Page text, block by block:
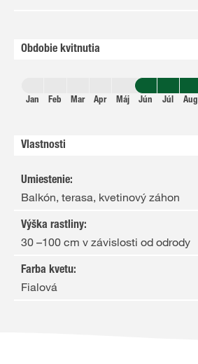
Obdobie kvitnutia
Jan Feb Mar Apr Máj Jún Júl Aug
Vlastnosti
Umiestenie:
Balkón, terasa, kvetinový záhon
Výška rastliny:
30 –100 cm v závislosti od odrody
Farba kvetu:
Fialová